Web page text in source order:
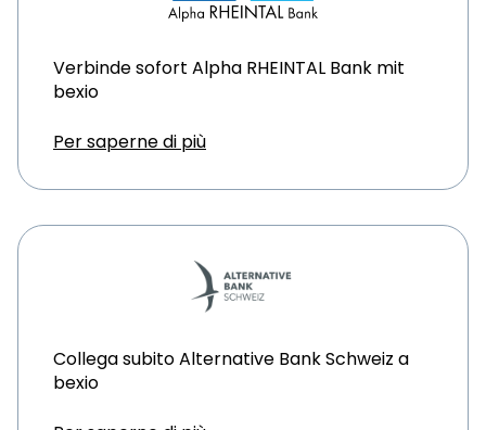
Verbinde sofort Alpha RHEINTAL Bank mit
bexio
Per saperne di più
Collega subito Alternative Bank Schweiz a
bexio